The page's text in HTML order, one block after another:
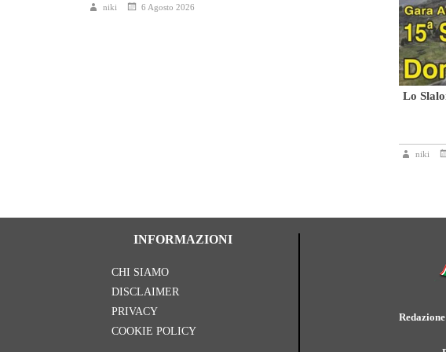
niki 6 Agosto 2026
Lo
niki
INFORMAZIONI
CHI SIAMO
DISCLAIMER
PRIVACY
COOKIE POLICY